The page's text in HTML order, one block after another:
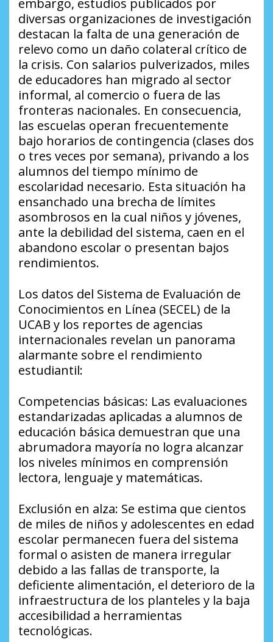
diversas organizaciones de investigación
destacan la falta de una generación de
relevo como un daño colateral crítico de
la crisis. Con salarios pulverizados, miles
de educadores han migrado al sector
informal, al comercio o fuera de las
fronteras nacionales. En consecuencia,
las escuelas operan frecuentemente
bajo horarios de contingencia (clases dos
o tres veces por semana), privando a los
alumnos del tiempo mínimo de
escolaridad necesario. Esta situación ha
ensanchado una brecha de límites
asombrosos en la cual niños y jóvenes,
ante la debilidad del sistema, caen en el
abandono escolar o presentan bajos
rendimientos.
​Los datos del Sistema de Evaluación de
Conocimientos en Línea (SECEL) de la
UCAB y los reportes de agencias
internacionales revelan un panorama
alarmante sobre el rendimiento
estudiantil:
​Competencias básicas: Las evaluaciones
estandarizadas aplicadas a alumnos de
educación básica demuestran que una
abrumadora mayoría no logra alcanzar
los niveles mínimos en comprensión
lectora, lenguaje y matemáticas.
​Exclusión en alza: Se estima que cientos
de miles de niños y adolescentes en edad
escolar permanecen fuera del sistema
formal o asisten de manera irregular
debido a las fallas de transporte, la
deficiente alimentación, el deterioro de la
infraestructura de los planteles y la baja
accesibilidad a herramientas
tecnológicas.